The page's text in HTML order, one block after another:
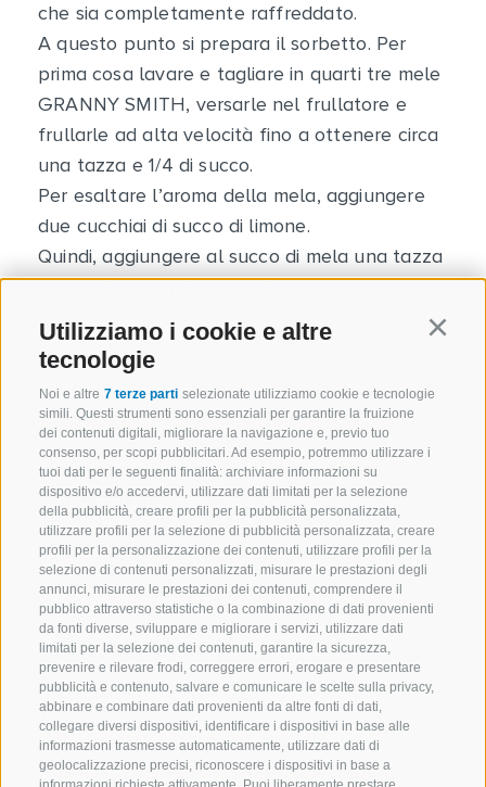
Utilizziamo i cookie e altre
tecnologie
Noi e altre 7 terze parti selezionate utilizziamo cookie e tecnologie
simili. Questi strumenti sono essenziali per garantire la fruizione
dei contenuti digitali, migliorare la navigazione e, previo tuo
consenso, per scopi pubblicitari. Ad esempio, potremmo utilizzare i
tuoi dati per le seguenti finalità: archiviare informazioni su
dispositivo e/o accedervi, utilizzare dati limitati per la selezione
della pubblicità, creare profili per la pubblicità personalizzata,
utilizzare profili per la selezione di pubblicità personalizzata, creare
profili per la personalizzazione dei contenuti, utilizzare profili per la
selezione di contenuti personalizzati, misurare le prestazioni degli
annunci, misurare le prestazioni dei contenuti, comprendere il
pubblico attraverso statistiche o la combinazione di dati provenienti
da fonti diverse, sviluppare e migliorare i servizi, utilizzare dati
limitati per la selezione dei contenuti, garantire la sicurezza,
prevenire e rilevare frodi, correggere errori, erogare e presentare
pubblicità e contenuto, salvare e comunicare le scelte sulla privacy,
abbinare e combinare dati provenienti da altre fonti di dati,
collegare diversi dispositivi, identificare i dispositivi in base alle
informazioni trasmesse automaticamente, utilizzare dati di
geolocalizzazione precisi, riconoscere i dispositivi in base a
che sia completamente raffreddato.
A questo punto si prepara il sorbetto. Per
prima cosa lavare e tagliare in quarti tre mele
GRANNY SMITH, versarle nel frullatore e
frullarle ad alta velocità fino a ottenere circa
una tazza e 1/4 di succo.
Per esaltare l’aroma della mela, aggiungere
due cucchiai di succo di limone.
Quindi, aggiungere al succo di mela una tazza
dello sciroppo preparato in precedenza,
aumentandone o diminuendone la quantità a
seconda dei gusti.
Separare l’albume dal tuorlo dell’uovo.
Sbattere l’albume e aggiungerlo al composto
precedente. La funzione principale
dell’albume è aerare il sorbetto durante il
congelamento.
Accendere la gelatiera e versarvi il sorbetto.
Se la consistenza è sufficientemente soda, il
sorbetto può essere servito immediatamente.
In caso contrario, è meglio congelarlo finché si
rapprende.
Torta sablé
Nella ciotola del robot da cucina versare la
farina di frumento, la farina di mandorle, lo